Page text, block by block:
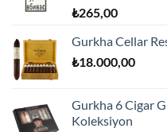
₺265,00
Gurkha Cellar
₺18.000,00
Gurkha 6 Cigar
Koleksiyon